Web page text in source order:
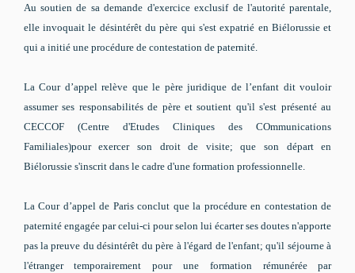
Au soutien de sa demande d'exercice exclusif de l'autorité parentale,
elle invoquait le désintérêt du père qui s'est expatrié en Biélorussie et
qui a initié une procédure de contestation de paternité.
La Cour d’appel relève que le père juridique de l’enfant dit vouloir
assumer ses responsabilités de père et soutient qu'il s'est présenté au
CECCOF (Centre d'Etudes Cliniques des COmmunications
Familiales)pour exercer son droit de visite; que son départ en
Biélorussie s'inscrit dans le cadre d'une formation professionnelle.
La Cour d’appel de Paris conclut que la procédure en contestation de
paternité engagée par celui-ci pour selon lui écarter ses doutes n'apporte
pas la preuve du désintérêt du père à l'égard de l'enfant; qu'il séjourne à
l'étranger temporairement pour une formation rémunérée par